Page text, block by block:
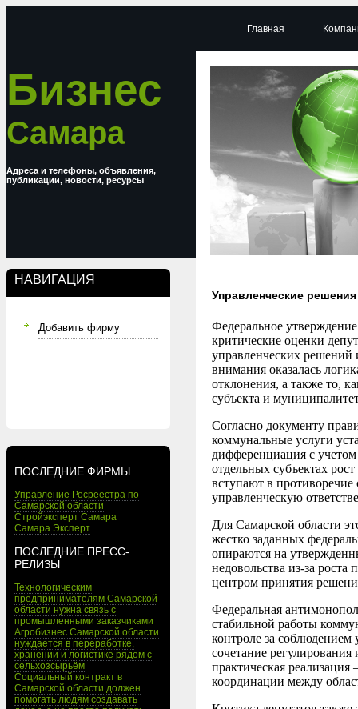
Бизнес
Самара
Адреса и телефоны, объявления,
публикации, новости, ресурсы
НАВИГАЦИЯ
Добавить фирму
ПОСЛЕДНИЕ ФИРМЫ
Управление Росреестра по
Самарской области
Стройэксперт Самара
Самара Эксперт
ПОСЛЕДНИЕ ПРЕСС-
РЕЛИЗЫ
Технологическим
предпринимателям Самарской
области нужна связь с
промышленными заказчиками
Агробизнес Самарской области
нуждается в переработке,
хранении и логистике рядом с
сельхозсырьём
Социальный контракт в
Самарской области должен
помогать людям создавать
Главная
Управленческие
Федеральное
критические оценки
управленческих решений
внимания оказалась
отклонения, а также то,
субъекта и
Согласно документу
коммунальные услуги
дифференциация с
отдельных субъектах
вступают в
управленческую
Для Самарской области
жестко заданных
опираются на
недовольства из-за
центром принятия
Федеральная
стабильной работы
контроле за соблюдением
сочетание
практическая
координации между